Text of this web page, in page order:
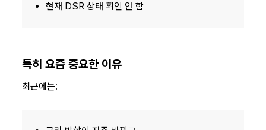
현재 DSR 상태 확인 안 함
특히 요즘 중요한 이유
최근에는: